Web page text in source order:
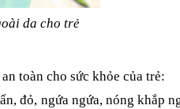
da cho trẻ
toàn cho sức khỏe của trẻ:
đỏ, ngứa ngứa, nóng khắp